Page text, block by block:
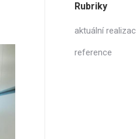
Rubriky
aktuální
reference